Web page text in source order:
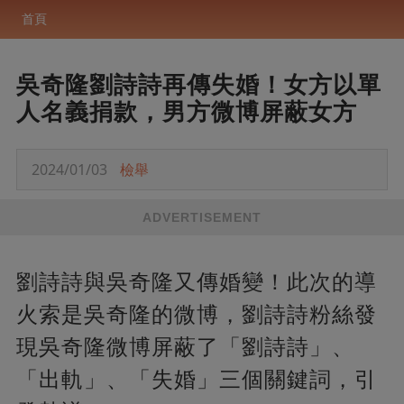
首頁
吳奇隆劉詩詩再傳失婚！女方以單
人名義捐款，男方微博屏蔽女方
2024/01/03 檢舉
ADVERTISEMENT
劉詩詩與吳奇隆又傳婚變！此次的導
火索是吳奇隆的微博，劉詩詩粉絲發
現吳奇隆微博屏蔽了「劉詩詩」、
「出軌」、「失婚」三個關鍵詞，引